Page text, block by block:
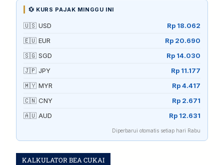
💱 KURS PAJAK MINGGU INI
🇺🇸 USD
Rp 18.062
🇪🇺 EUR
Rp 20.690
🇸🇬 SGD
Rp 14.030
🇯🇵 JPY
Rp 11.177
🇲🇾 MYR
Rp 4.417
🇨🇳 CNY
Rp 2.671
🇦🇺 AUD
Rp 12.631
Diperbarui otomatis setiap hari Rabu
KALKULATOR BEA CUKAI